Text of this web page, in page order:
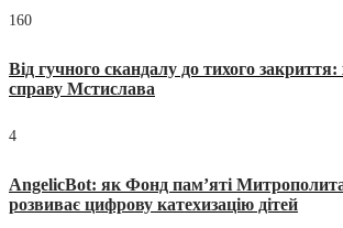
160
Від гучного скандалу до тихого
справу Мстислава
4
AngelicBot: як Фонд пам’яті
розвиває цифрову катехизацію дітей